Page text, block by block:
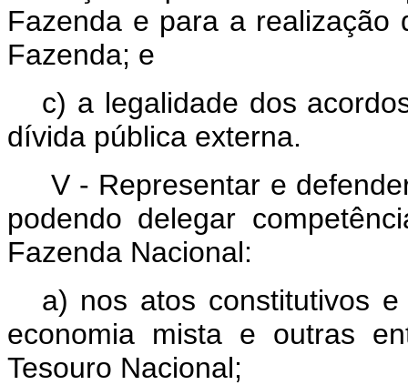
Fazenda e para a realização
Fazenda; e
c) a legalidade dos
dívida pública externa.
V - Representar e
podendo delegar
Fazenda Nacional:
a) nos atos constitutivos
economia mista e outras
Tesouro Nacional;